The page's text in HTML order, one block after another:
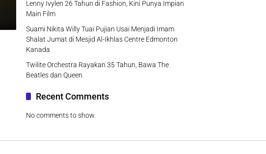
Lenny Ivylen 26 Tahun di Fashion, Kini Punya Impian
Main Film
Suami Nikita Willy Tuai Pujian Usai Menjadi Imam
Shalat Jumat di Mesjid Al-Ikhlas Centre Edmonton
Kanada
Twilite Orchestra Rayakan 35 Tahun, Bawa The
Beatles dan Queen
Recent Comments
No comments to show.